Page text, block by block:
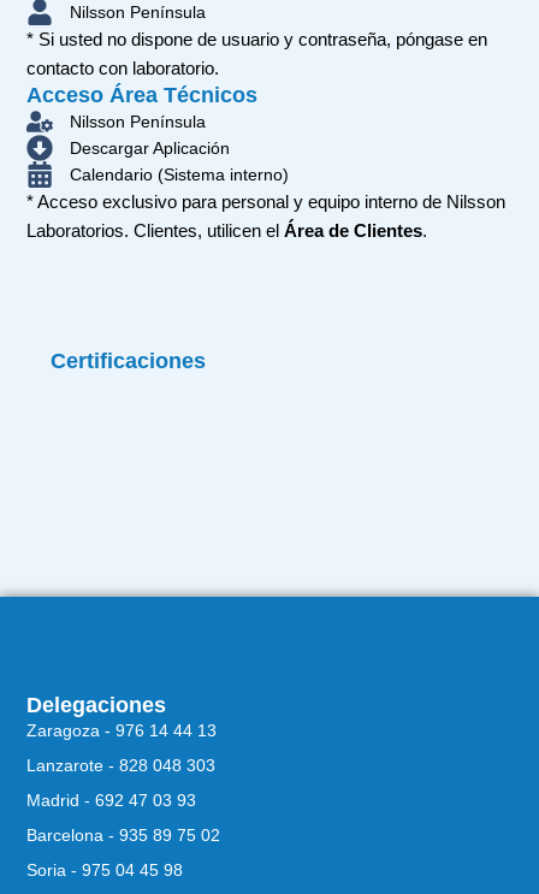
Nilsson Península
* Si usted no dispone de usuario y contraseña, póngase en
contacto con laboratorio.
Acceso Área Técnicos
Nilsson Península
Descargar Aplicación
Calendario (Sistema interno)
* Acceso exclusivo para personal y equipo interno de Nilsson
Laboratorios. Clientes, utilicen elÁrea de Clientes.
Certificaciones
Delegaciones
Zaragoza - 976 14 44 13
Lanzarote - 828 048 303
Madrid - 692 47 03 93
Barcelona - 935 89 75 02
Soria - 975 04 45 98